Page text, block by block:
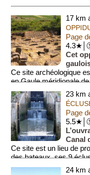
17 km
Page
Cet
Ce site archéologique
en Gaule méridionale
800 à 700 a...
23 km
Page
Canal
Ce site est un lieu de
des bateaux, ses 9
mètres pour une lon...
24 km